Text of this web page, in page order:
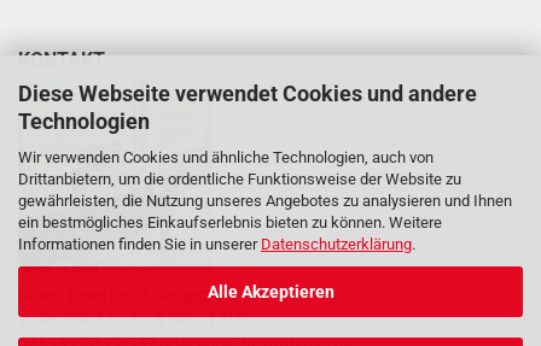
Diese Webseite verwendet Cookies und andere
Technologien
Wir verwenden Cookies und ähnliche Technologien, auch von
Drittanbietern, um die ordentliche Funktionsweise der Website zu
gewährleisten, die Nutzung unseres Angebotes zu analysieren und Ihnen
ein bestmögliches Einkaufserlebnis bieten zu können. Weitere
Informationen finden Sie in unserer Datenschutzerklärung.
Alle Akzeptieren
KONTAKT
Unser Team berät Sie gern
in der Zeit: Mo.-Fr. 8 Uhr - 17 Uhr